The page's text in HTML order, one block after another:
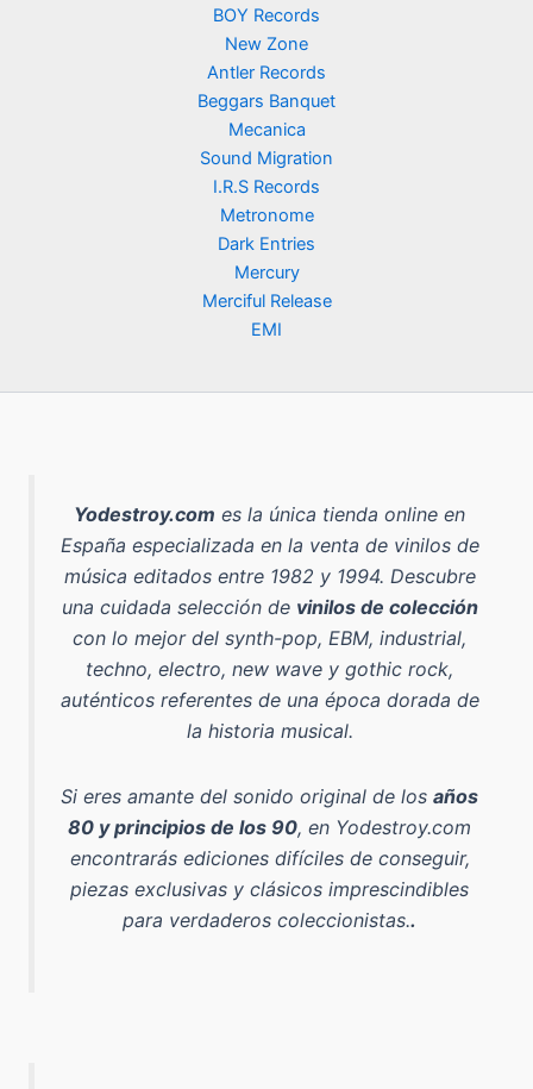
BOY Records
New Zone
Antler Records
Beggars Banquet
Mecanica
Sound Migration
I.R.S Records
Metronome
Dark Entries
Mercury
Merciful Release
EMI
Yodestroy.com es la única tienda online en
España especializada en la venta de vinilos de
música editados entre 1982 y 1994. Descubre
una cuidada selección de vinilos de colección
con lo mejor del synth-pop, EBM, industrial,
techno, electro, new wave y gothic rock,
auténticos referentes de una época dorada de
la historia musical.
Si eres amante del sonido original de los años
80 y principios de los 90, en Yodestroy.com
encontrarás ediciones difíciles de conseguir,
piezas exclusivas y clásicos imprescindibles
para verdaderos coleccionistas..